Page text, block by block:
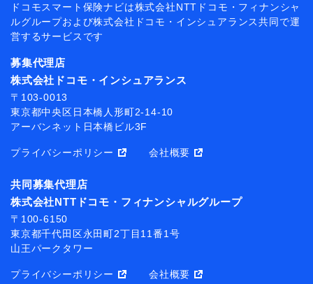
ドコモスマート保険ナビは株式会社NTTドコモ・フィナンシャ
ルグループおよび株式会社ドコモ・インシュアランス共同で運
営するサービスです
募集代理店
株式会社ドコモ・インシュアランス
〒103-0013
東京都中央区日本橋人形町2-14-10
アーバンネット日本橋ビル3F
プライバシーポリシー 会社概要
共同募集代理店
株式会社NTTドコモ・フィナンシャルグループ
〒100-6150
東京都千代田区永田町2丁目11番1号
山王パークタワー
プライバシーポリシー 会社概要